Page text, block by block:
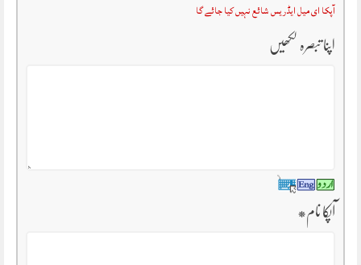
آپکا ای میل ایڈریس شائع نہیں کیا جائے گا
اپنا تبصرہ لکھیں
آپکا نام*